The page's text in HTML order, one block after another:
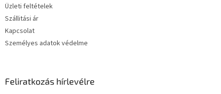
Üzleti feltételek
Szállitási ár
Kapcsolat
Személyes adatok védelme
Feliratkozás hírlevélre